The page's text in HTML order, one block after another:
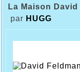
La Maison
par HUGG